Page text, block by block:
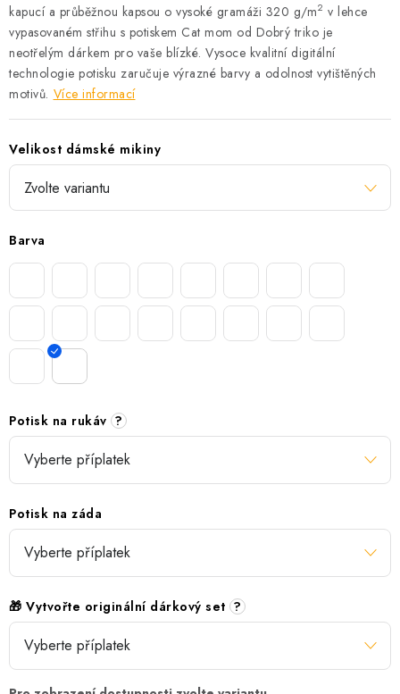
kapucí a průběžnou kapsou o vysoké gramáži 320 g/m2 v lehce
vypasovaném střihu s potiskem Cat mom od Dobrý triko je
neotřelým dárkem pro vaše blízké. Vysoce kvalitní digitální
technologie potisku zaručuje výrazné barvy a odolnost vytištěných
motivů. Více informací
Velikost dámské mikiny
Barva
Potisk na rukáv ?
Potisk na záda
🎁 Vytvořte originální dárkový set ?